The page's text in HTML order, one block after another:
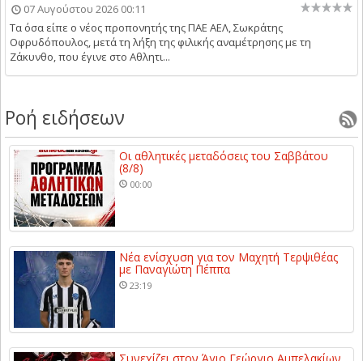
07 Αυγούστου 2026 00:11
Τα όσα είπε ο νέος προπονητής της ΠΑΕ ΑΕΛ, Σωκράτης
Οφρυδόπουλος, μετά τη λήξη της φιλικής αναμέτρησης με τη
Ζάκυνθο, που έγινε στο Αθλητι...
Ροή ειδήσεων
Οι αθλητικές μεταδόσεις του Σαββάτου
(8/8)
00:00
Νέα ενίσχυση για τον Μαχητή Τερψιθέας
με Παναγιώτη Πέππα
23:19